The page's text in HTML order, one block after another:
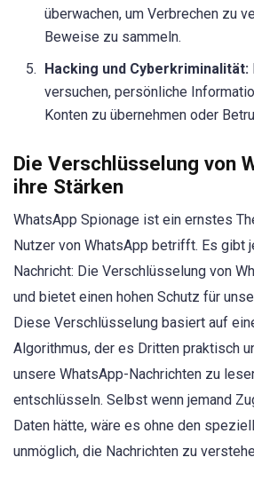
überwachen, um Verbrechen zu
Beweise zu sammeln.
Hacking und Cyberkriminalität:
versuchen, persönliche
Konten zu übernehmen oder
Die Verschlüsselung von
ihre Stärken
WhatsApp Spionage ist ein ernstes
Nutzer von WhatsApp betrifft. Es gibt
Nachricht: Die Verschlüsselung von
und bietet einen hohen Schutz für
Diese Verschlüsselung basiert auf
Algorithmus, der es Dritten praktisch
unsere WhatsApp-Nachrichten zu
entschlüsseln. Selbst wenn jemand
Daten hätte, wäre es ohne den
unmöglich, die Nachrichten zu